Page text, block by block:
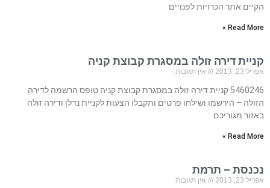
הקיים אתר הכרויות לפנויים
Read More »
קניית דירה זולה במסגרת קבוצת קניה
אפריל 23, 2013 אין תגובות
5460246 קניית דירה זולה במסגרת קבוצת קניה טופס הרשמה לדירה
הזולה – הירשמו ושילחו פרטים ותקבלו הצעות לקניית נדלן ודירה זולה
באזור מגוריכם
Read More »
נכנסת – תרמת
אפריל 23, 2013 אין תגובות